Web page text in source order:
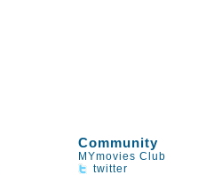
Community
MYmovies Club
twitter